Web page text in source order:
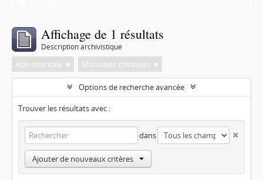
Affichage de 1 résultats
Description archivistique
Asie orientale Monnaies chinoises
Options de recherche avancée
Trouver les résultats avec :
dans
Ajouter de nouveaux critères